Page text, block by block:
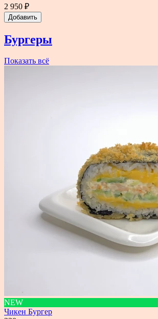
2 950 ₽
Добавить
Бургеры
Показать всё
NEW
Чикен Бургер